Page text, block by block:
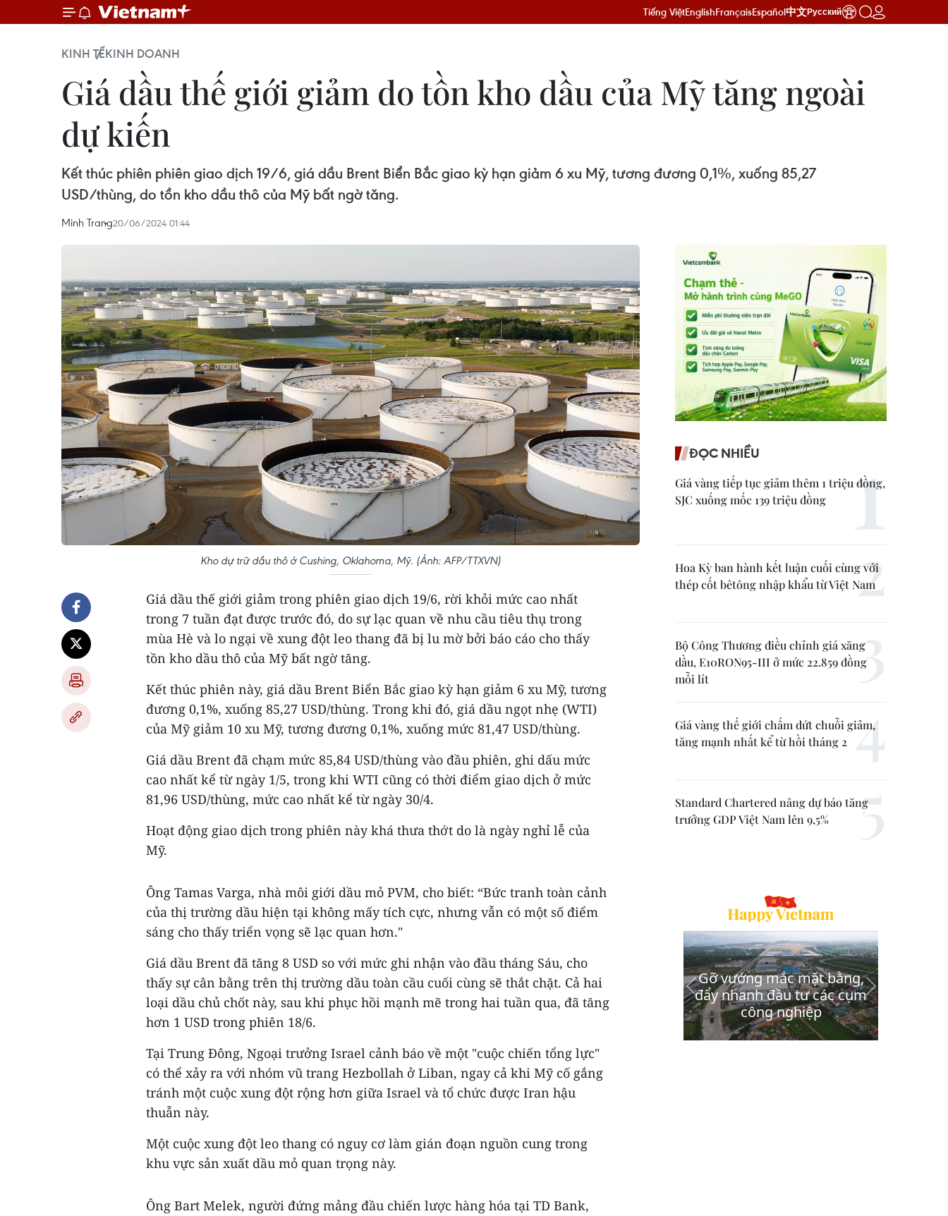
Tiếng ViệtEnglishFrançaisEspañol中文Русский
KINH TẾKINH DOANH
Giá dầu thế giới giảm do tồn kho dầu của Mỹ tăng ngoài
dự kiến
Kết thúc phiên phiên giao dịch 19/6, giá dầu Brent Biển Bắc giao kỳ hạn giảm 6 xu Mỹ, tương đương 0,1%, xuống 85,27
USD/thùng, do tồn kho dầu thô của Mỹ bất ngờ tăng.
Minh Trang20/06/2024 01:44
Kho dự trữ dầu thô ở Cushing, Oklahoma, Mỹ. (Ảnh: AFP/TTXVN)
Giá dầu thế giới giảm trong phiên giao dịch 19/6, rời khỏi mức cao nhất
trong 7 tuần đạt được trước đó, do sự lạc quan về nhu cầu tiêu thụ trong
mùa Hè và lo ngại về xung đột leo thang đã bị lu mờ bởi báo cáo cho thấy
tồn kho dầu thô của Mỹ bất ngờ tăng.
Kết thúc phiên này, giá dầu Brent Biển Bắc giao kỳ hạn giảm 6 xu Mỹ, tương
đương 0,1%, xuống 85,27 USD/thùng. Trong khi đó, giá dầu ngọt nhẹ (WTI)
của Mỹ giảm 10 xu Mỹ, tương đương 0,1%, xuống mức 81,47 USD/thùng.
Giá dầu Brent đã chạm mức 85,84 USD/thùng vào đầu phiên, ghi dấu mức
cao nhất kể từ ngày 1/5, trong khi WTI cũng có thời điểm giao dịch ở mức
81,96 USD/thùng, mức cao nhất kể từ ngày 30/4.
Hoạt động giao dịch trong phiên này khá thưa thớt do là ngày nghỉ lễ của
Mỹ.
Ông Tamas Varga, nhà môi giới dầu mỏ PVM, cho biết: “Bức tranh toàn cảnh
của thị trường dầu hiện tại không mấy tích cực, nhưng vẫn có một số điểm
sáng cho thấy triển vọng sẽ lạc quan hơn."
Giá dầu Brent đã tăng 8 USD so với mức ghi nhận vào đầu tháng Sáu, cho
thấy sự cân bằng trên thị trường dầu toàn cầu cuối cùng sẽ thắt chặt. Cả hai
loại dầu chủ chốt này, sau khi phục hồi mạnh mẽ trong hai tuần qua, đã tăng
hơn 1 USD trong phiên 18/6.
Tại Trung Đông, Ngoại trưởng Israel cảnh báo về một "cuộc chiến tổng lực"
có thể xảy ra với nhóm vũ trang Hezbollah ở Liban, ngay cả khi Mỹ cố gắng
tránh một cuộc xung đột rộng hơn giữa Israel và tổ chức được Iran hậu
thuẫn này.
Một cuộc xung đột leo thang có nguy cơ làm gián đoạn nguồn cung trong
khu vực sản xuất dầu mỏ quan trọng này.
Ông Bart Melek, người đứng mảng đầu chiến lược hàng hóa tại TD Bank,
ĐỌC NHIỀU
Giá vàng tiếp tục giảm thêm 1 triệu đồng,
SJC xuống mốc 139 triệu đồng
Hoa Kỳ ban hành kết luận cuối cùng với
thép cốt bêtông nhập khẩu từ Việt Nam
Bộ Công Thương điều chỉnh giá xăng
dầu, E10RON95-III ở mức 22.859 đồng
mỗi lít
Giá vàng thế giới chấm dứt chuỗi giảm,
tăng mạnh nhất kể từ hồi tháng 2
Standard Chartered nâng dự báo tăng
trưởng GDP Việt Nam lên 9,5%